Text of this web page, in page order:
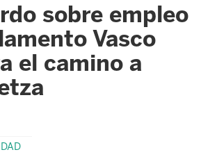
sobre empleo
Vasco
el camino a